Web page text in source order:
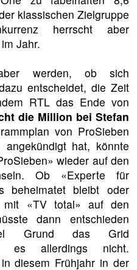
klassischen Zielgruppe
herrscht aber
Jahr.
werden, ob sich
entscheidet, die Zeit
RTL das Ende von
die Million bei Stefan
von ProSieben
angekündigt hat, könnte
wieder auf den
Ob «Experte für
beheimatet bleibt oder
mit «TV total» auf den
dann entschieden
Grund das Grid
es allerdings nicht.
diesem Frühjahr in der